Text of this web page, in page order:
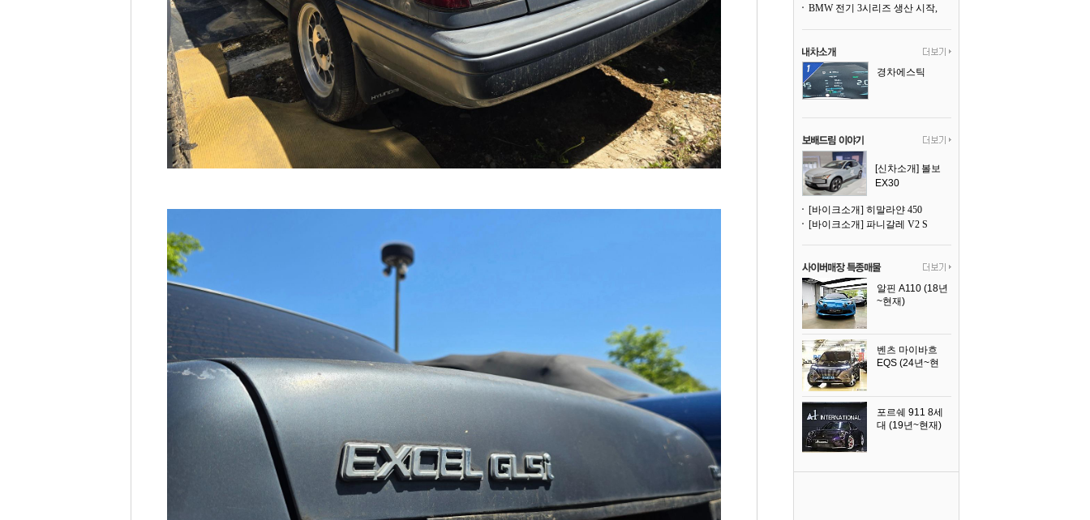
경차에스틱
[신차소개] 볼보
EX30
[바이크소개] 히말라얀 450
[바이크소개] 파니갈레 V2 S
알핀 A110 (18년
~현재)
벤츠 마이바흐
EQS (24년~현
포르쉐 911 8세
대 (19년~현재)